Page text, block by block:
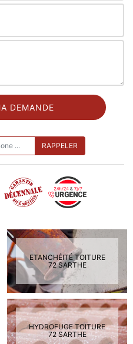
ETANCHÉITÉ TOITURE
72 SARTHE
HYDROFUGE TOITURE
72 SARTHE